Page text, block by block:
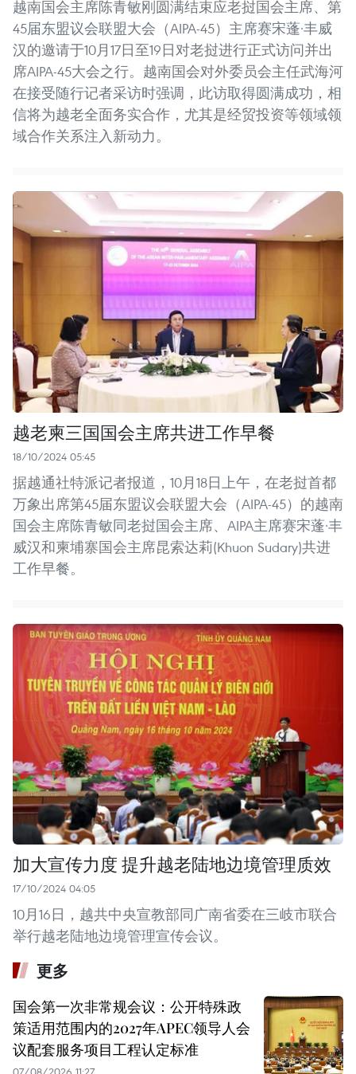
越南国会主席陈青敏刚圆满结束应老挝国会主席、第
45届东盟议会联盟大会（AIPA-45）主席赛宋蓬·丰威
汉的邀请于10月17日至19日对老挝进行正式访问并出
席AIPA-45大会之行。越南国会对外委员会主任武海河
在接受随行记者采访时强调，此访取得圆满成功，相
信将为越老全面务实合作，尤其是经贸投资等领域领
域合作关系注入新动力。
越老柬三国国会主席共进工作早餐
18/10/2024 05:45
据越通社特派记者报道，10月18日上午，在老挝首都
万象出席第45届东盟议会联盟大会（AIPA-45）的越南
国会主席陈青敏同老挝国会主席、AIPA主席赛宋蓬·丰
威汉和柬埔寨国会主席昆索达莉(Khuon Sudary)共进
工作早餐。
加大宣传力度 提升越老陆地边境管理质效
17/10/2024 04:05
10月16日，越共中央宣教部同广南省委在三岐市联合
举行越老陆地边境管理宣传会议。
更多
国会第一次非常规会议：公开特殊政
策适用范围内的2027年APEC领导人会
议配套服务项目工程认定标准